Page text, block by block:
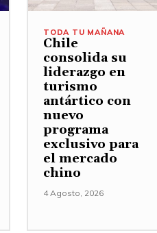
TODA TU MAÑANA
Chile
consolida su
liderazgo en
turismo
antártico con
nuevo
programa
exclusivo para
el mercado
chino
4 Agosto, 2026